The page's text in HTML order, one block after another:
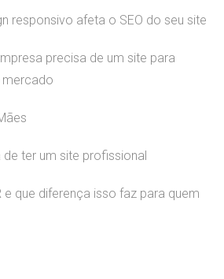
responsivo afeta o SEO do seu site
precisa de um site para
mercado
ter um site profissional
e que diferença isso faz para quem